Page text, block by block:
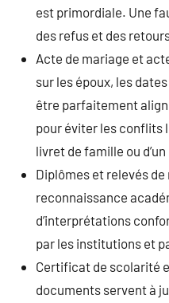
est primordiale. Une
des refus et des
Acte de mariage et
sur les époux, les
être parfaitement
pour éviter les conflits
livret de famille ou
Diplômes et relevés de
reconnaissance
d’interprétations
par les institutions et
Certificat de scolarité
documents servent à